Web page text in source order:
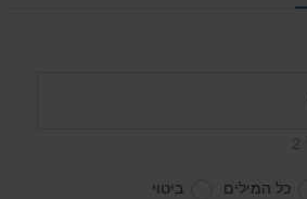
כל המילים ביטוי